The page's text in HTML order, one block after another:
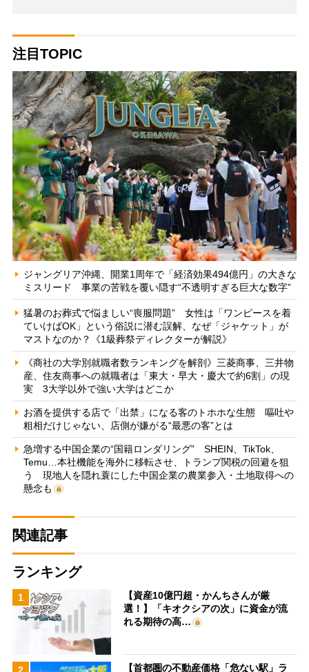
注目TOPIC
ジャングリア沖縄、開業1周年で「経済効果494億円」の大きな
ミスリード 事業の苦戦を覆い隠す“不透明すぎる巨大な数字”
猛暑のお葬式で悩ましい“喪服問題” 女性は「ワンピースを着
ていけばOK」という俗説に潜む誤解、なぜ「ジャケット」が
マストなのか？《1級葬祭ディレクターが解説》
《商社の大学別就職者数ランキングを解剖》三菱商事、三井物
産、住友商事への就職者は「東大・早大・慶大で約6割」の現
実 3大学以外で強い大学はどこか
お酒を提供する店で「出禁」になる客のトホホな生態 嘔吐や
粗相だけじゃない、店側が嫌がる“最悪の客”とは
急増する中国企業の“国籍ロンダリング” SHEIN、TikTok、
Temu…本社機能を海外に移転させ、トランプ関税の回避を狙
う 現地人を隠れ蓑にした中国企業の農業参入・土地取得への
懸念も
関連記事
ランキング
1
【資産10億円超・かんちさんが厳
選！】「キオクシアの次」に資金が流
れる期待の高…
【首都圏の不動産価格「危ない駅」ラ